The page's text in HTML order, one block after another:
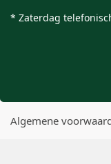
* Zaterdag
Algemene